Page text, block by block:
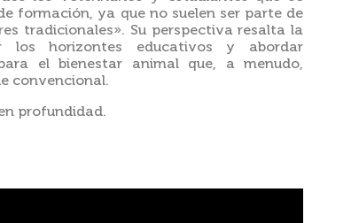
formación, ya que no suelen ser parte de
tradicionales». Su perspectiva resalta la
los horizontes educativos y abordar
el bienestar animal que, a menudo,
convencional.
profundidad.